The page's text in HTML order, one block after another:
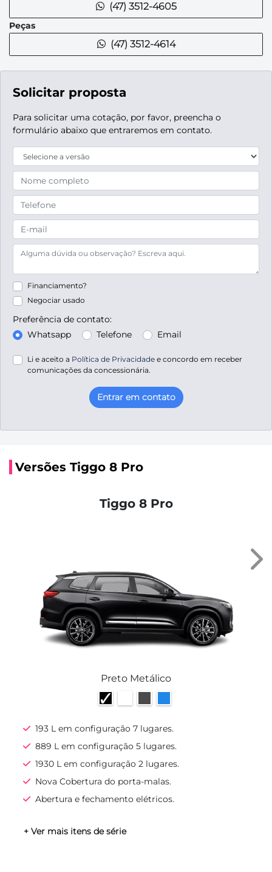
Solicitar proposta
Para solicitar uma cotação, por favor, preencha o
formulário abaixo que entraremos em contato.
Financiamento?
Negociar usado
Preferência de contato:
Whatsapp
Telefone Email
Li e aceito a Política de Privacidade e concordo em receber
comunicações da concessionária.
Entrar em contato
(47) 3512-4605
Peças
(47) 3512-4614
Versões Tiggo 8 Pro
Tiggo 8 Pro
Preto Metálico
193 L em configuração 7 lugares.
889 L em configuração 5 lugares.
1930 L em configuração 2 lugares.
Nova Cobertura do porta-malas.
Abertura e fechamento elétricos.
+ Ver mais itens de série